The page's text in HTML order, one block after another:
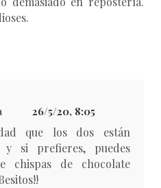
26/5/20, 8:05
que los dos están
y si prefieres, puedes
chispas de chocolate